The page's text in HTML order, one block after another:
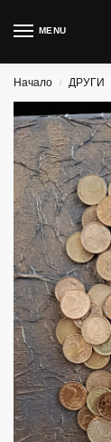
MENU
Начало / ДРУГИ